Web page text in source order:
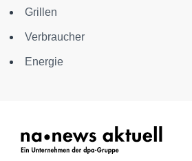
Grillen
Verbraucher
Energie